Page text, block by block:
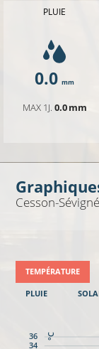
PLUIE
0.0 mm
MAX 1J. 0.0 mm
Cesson-Sévigné
TEMPÉRATURE
PLUIE
°C
34
36